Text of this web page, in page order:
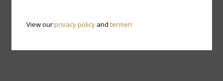
View ourprivacy policyand termen